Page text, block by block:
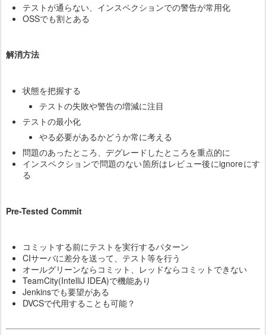
テストが通らない、インスペクションでの警告が常用化
OSSでも割とある
解消方法
状態を把握する
テストの失敗や警告の増減に注目
テストの最小化
やる必要があるかどうか常に考える
問題のあったところ、デグレードしたところを重点的に
インスペクションで問題のない箇所はレビュー後にignoreにす
る
Pre-Tested Commit
コミットする前にテストを実行するパターン
CIサーバに差分を送って、テスト等を行う
オールグリーンならコミット、レッドならコミットできない
TeamCity(IntelliJ IDEA)で機能あり
Jenkinsでも要望がある
DVCSで代用することも可能？